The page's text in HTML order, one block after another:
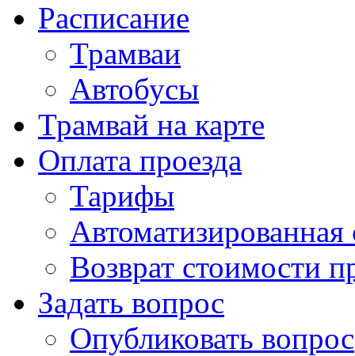
Расписание
Трамваи
Автобусы
Трамвай на карте
Оплата проезда
Тарифы
Возврат стоимости
Задать вопрос
Опубликовать вопрос